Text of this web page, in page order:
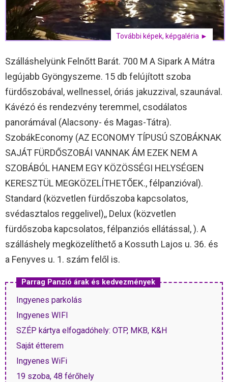
További képek, képgaléria ►
Szálláshelyünk Felnőtt Barát. 700 M A Sipark A Mátra
legújabb Gyöngyszeme. 15 db felújított szoba
fürdőszobával, wellnessel, óriás jakuzzival, szaunával.
Kávézó és rendezvény teremmel, csodálatos
panorámával (Alacsony- és Magas-Tátra).
SzobákEconomy (AZ ECONOMY TÍPUSÚ SZOBÁKNAK
SAJÁT FÜRDŐSZOBÁI VANNAK ÁM EZEK NEM A
SZOBÁBÓL HANEM EGY KÖZÖSSÉGI HELYSÉGEN
KERESZTÜL MEGKÖZELÍTHETŐEK., félpanzióval).
Standard (közvetlen fürdőszoba kapcsolatos,
svédasztalos reggelivel),, Delux (közvetlen
fürdőszoba kapcsolatos, félpanziós ellátással, ). A
szálláshely megközelíthető a Kossuth Lajos u. 36. és
a Fenyves u. 1. szám felől is.
Parrag Panzió árak és kedvezmények
Ingyenes parkolás
Ingyenes WIFI
SZÉP kártya elfogadóhely: OTP, MKB, K&H
Saját étterem
Ingyenes WiFi
19 szoba, 48 férőhely